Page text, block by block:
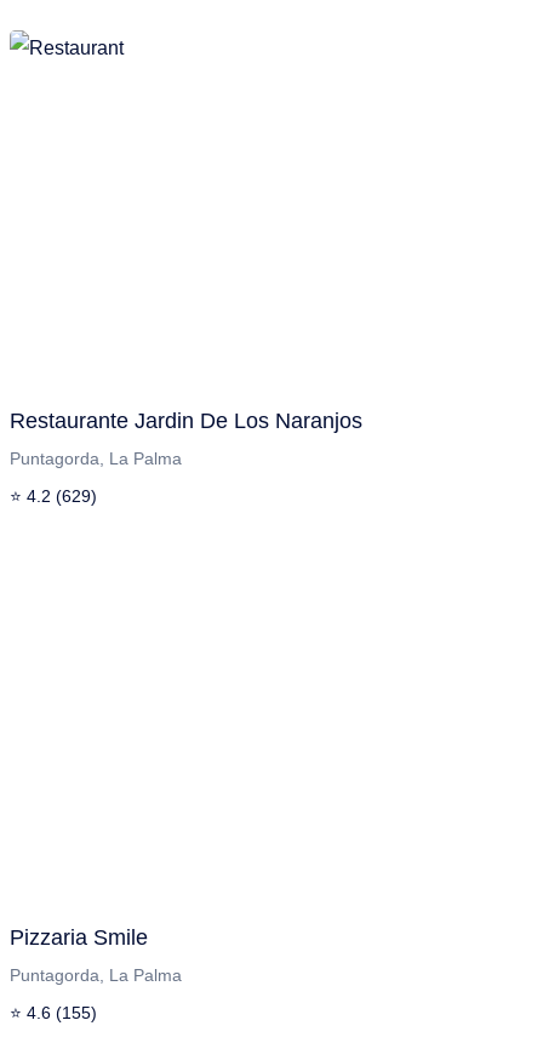
Restaurante Jardin De Los Naranjos
Puntagorda, La Palma
⭐ 4.2 (629)
Pizzaria Smile
Puntagorda, La Palma
⭐ 4.6 (155)